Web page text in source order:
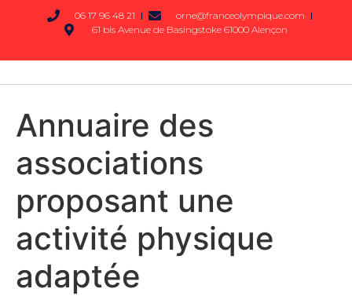
06 17 96 48 21
orne@franceolympique.com
61 bis Avenue de Basingstoke 61000 Alençon
Annuaire des
associations
proposant une
activité physique
adaptée